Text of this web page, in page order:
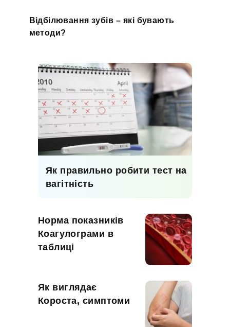
Відбілювання зубів – які бувають
методи?
Як правильно робити тест на
вагітність
Норма показників
Коагулограми в
таблиці
Як виглядає
Короста, симптоми